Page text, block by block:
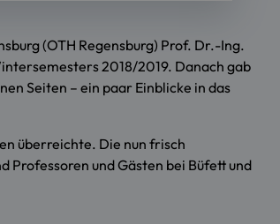
(OTH Regensburg) Prof. Dr.-Ing.
2018/2019. Danach gab
Seiten – ein paar Einblicke in das
überreichte. Die nun frisch
Professoren und Gästen bei Büfett und